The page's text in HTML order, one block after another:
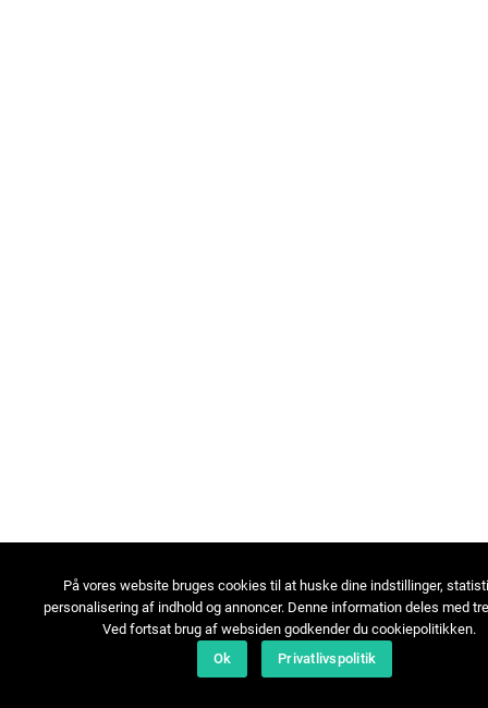
På vores website bruges cookies til at huske dine indstillinger,
personalisering af indhold og annoncer. Denne information deles med
Ved fortsat brug af websiden godkender du cookiepolitikken.
Ok
Privatlivspolitik